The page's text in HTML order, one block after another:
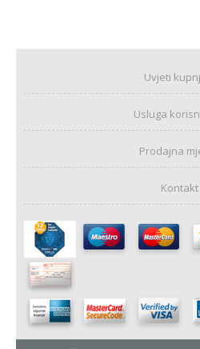
Uvjeti
Usluga
Prodajna
Kontakt